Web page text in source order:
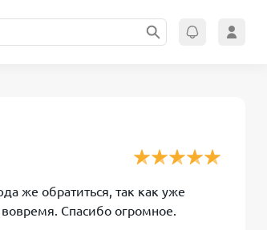
же обратиться, так как уже
Спасибо огромное.